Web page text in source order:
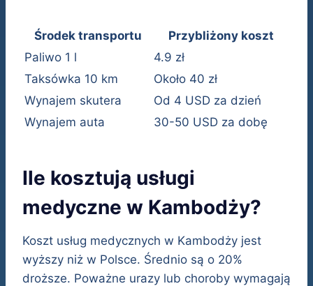
Środek transportu
Przybliżony koszt
Paliwo 1 l
4.9 zł
Taksówka 10 km
Około 40 zł
Wynajem skutera
Od 4 USD za dzień
Wynajem auta
30-50 USD za dobę
Ile kosztują usługi
medyczne w Kambodży?
Koszt usług medycznych w Kambodży jest
wyższy niż w Polsce. Średnio są o 20%
droższe. Poważne urazy lub choroby wymagają